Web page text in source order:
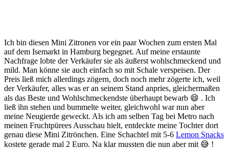
Ich bin diesen Mini Zitronen vor ein paar Wochen zum ersten Mal
auf dem Isemarkt in Hamburg begegnet. Auf meine erstaunte
Nachfrage lobte der Verkäufer sie als äußerst wohlschmeckend und
mild. Man könne sie auch einfach so mit Schale verspeisen. Der
Preis ließ mich allerdings zögern, doch noch mehr zögerte ich, weil
der Verkäufer, alles was er an seinem Stand anpries, gleichermaßen
als das Beste und Wohlschmeckendste überhaupt bewarb 😄 . Ich
ließ ihn stehen und bummelte weiter, gleichwohl war nun aber
meine Neugierde geweckt. Als ich am selben Tag bei Metro nach
meinen Fruchtpürees Ausschau hielt, entdeckte meine Tochter dort
genau diese Mini Zitrönchen. Eine Schachtel mit 5-6 Lemon Snacks
kostete gerade mal 2 Euro. Na klar mussten die nun aber mit 😅 !